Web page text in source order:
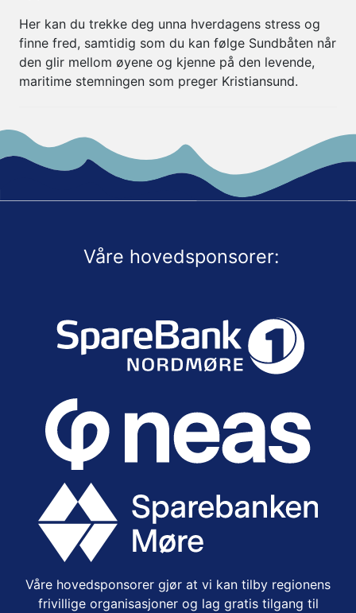
Her kan du trekke deg unna hverdagens stress og
finne fred, samtidig som du kan følge Sundbåten når
den glir mellom øyene og kjenne på den levende,
maritime stemningen som preger Kristiansund.
Våre hovedsponsorer:
Våre hovedsponsorer gjør at vi kan tilby regionens
frivillige organisasjoner og lag gratis tilgang til